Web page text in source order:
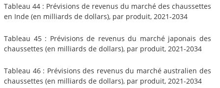
Tableau 44 : Prévisions de revenus du marché des chaussettes
en Inde (en milliards de dollars), par produit, 2021-2034
Tableau 45 : Prévisions de revenus du marché japonais des
chaussettes (en milliards de dollars), par produit, 2021-2034
Tableau 46 : Prévisions des revenus du marché australien des
chaussettes (en milliards de dollars), par produit, 2021-2034